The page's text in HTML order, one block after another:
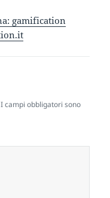
gamification
I campi obbligatori sono